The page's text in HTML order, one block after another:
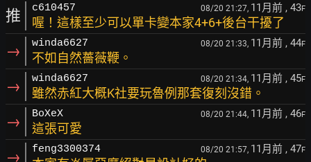
推 c610457 08/20 21:27, 11月前 , 43F
喔！這樣至少可以單卡變本家4+6+後台干擾了
→ winda6627 08/20 21:33, 11月前 , 44F
不如自然薔薇鞭。
→ winda6627 08/20 21:34, 11月前 , 45F
雖然赤紅大概K社要玩魯例那套復刻沒錯。
→ BoXeX 08/20 21:44, 11月前 , 46F
這張可愛
→ feng3300374 08/20 21:57, 11月前 , 47F